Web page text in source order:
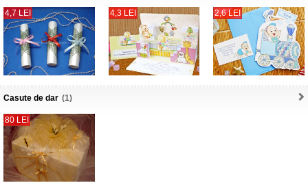
4,7 LEI 4,3 LEI 2,6 LEI
Casute de dar (1)
80 LEI